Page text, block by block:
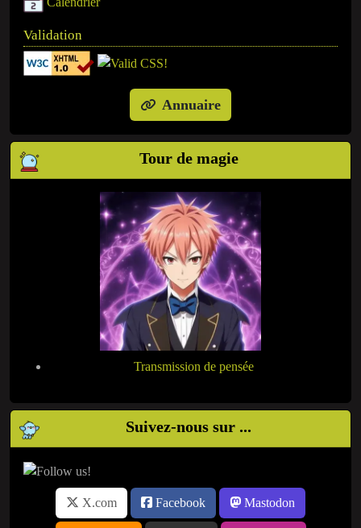
Validation
Annuaire
Tour de magie
Transmission de pensée
Suivez-nous sur ...
X.com Facebook Mastodon